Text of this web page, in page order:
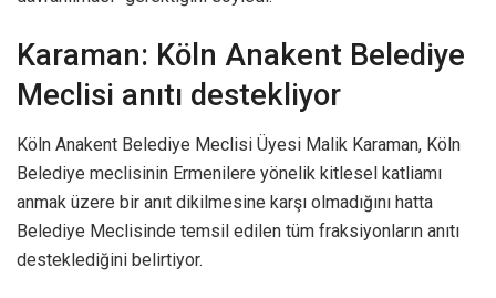
Karaman: Köln Anakent Belediye
Meclisi anıtı destekliyor
Köln Anakent Belediye Meclisi Üyesi Malik Karaman, Köln
Belediye meclisinin Ermenilere yönelik kitlesel katliamı
anmak üzere bir anıt dikilmesine karşı olmadığını hatta
Belediye Meclisinde temsil edilen tüm fraksiyonların anıtı
desteklediğini belirtiyor.